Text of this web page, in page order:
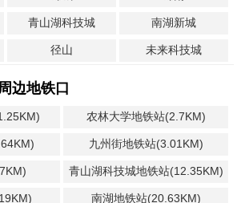
青山湖科技城 南湖新城
径山 未来科技城
边地铁口
农林大学地铁站(2.7KM)
九州街地铁站(3.01KM)
青山湖科技城地铁站(12.35KM)
南湖地铁站(20.63KM)